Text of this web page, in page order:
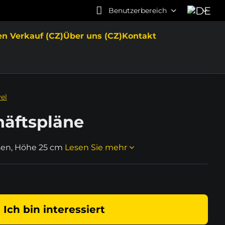
Benutzerbereich
Verkauf (CZ)Über uns (CZ)Kontakt
Höhe 25 cm Lesen Sie mehr
Ich bin interessiert